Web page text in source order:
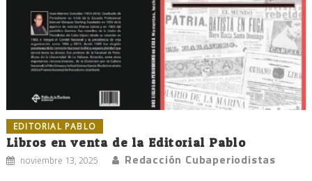
EDITORIAL PABLO
Libros en venta de la Editorial Pablo
noviembre 13, 2025 Redacción Cubaperiodistas